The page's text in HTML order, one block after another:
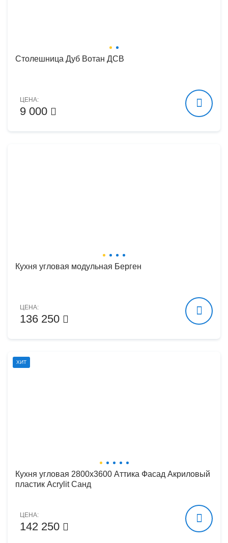
Столешница Дуб Вотан ДСВ
ЦЕНА:
9 000
Кухня угловая модульная Берген
ЦЕНА:
136 250
ХИТ
Кухня угловая 2800х3600 Аттика Фасад Акриловый
пластик Acrylit Санд
ЦЕНА:
142 250